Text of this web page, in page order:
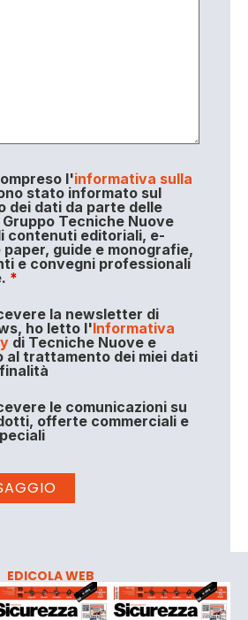
l'informativa sulla
stato informato sul
dei dati da parte delle
Tecniche Nuove
contenuti editoriali, e-
guide e monografie,
e convegni professionali
*
la newsletter di
ho letto l'Informativa
di Tecniche Nuove e
al trattamento dei miei dati
le comunicazioni su
offerte commerciali e
EDICOLA WEB